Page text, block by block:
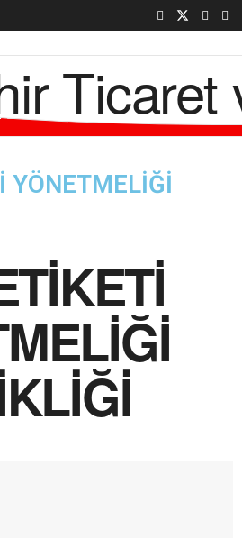
ÜYELERİMİZ HİZMETLERİMİZ
YÖNETMELİĞİ